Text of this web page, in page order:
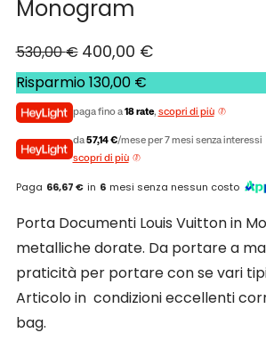
Monogram
530,00€ 400,00 €
Risparmio130,00 €
paga fino a18 rate, scopri di più
da57,14 €/mese per 7 mesi senza interessi
scopri di più
Paga 66,67 € in 6 mesi senza nessun costo
Porta Documenti Louis Vuitton in
metalliche dorate. Da portare a
praticità per portare con se vari
Articolo in condizioni eccellenti
bag.